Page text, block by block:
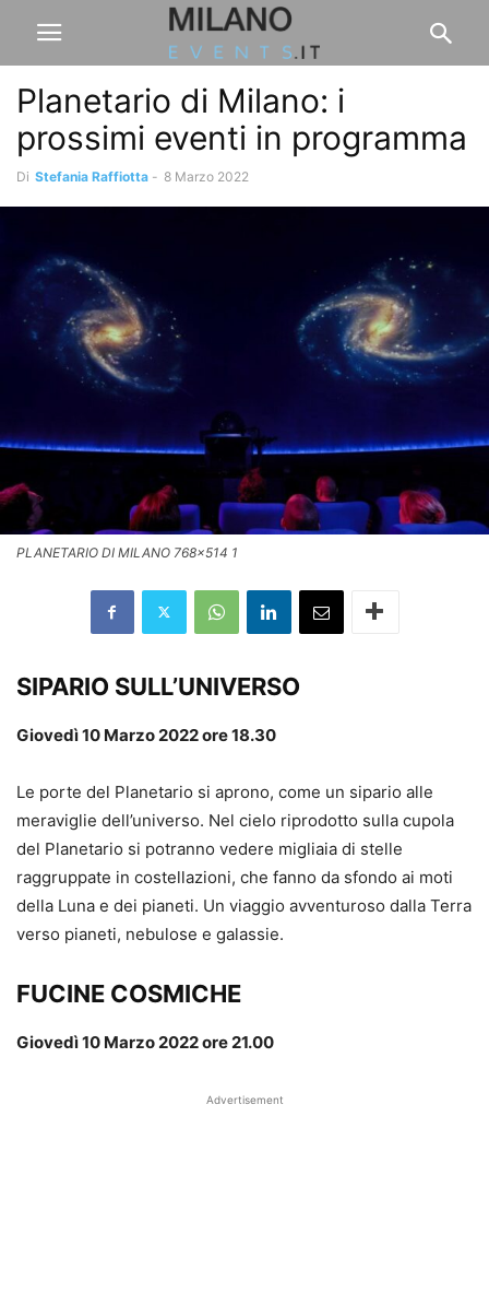
Planetario di Milano: i
prossimi eventi in programma
Di Stefania Raffiotta - 8 Marzo 2022
PLANETARIO DI MILANO 768x514 1
SIPARIO SULL’UNIVERSO
Giovedì 10 Marzo 2022 ore 18.30
Le porte del Planetario si aprono, come un sipario alle
meraviglie dell’universo. Nel cielo riprodotto sulla cupola
del Planetario si potranno vedere migliaia di stelle
raggruppate in costellazioni, che fanno da sfondo ai moti
della Luna e dei pianeti. Un viaggio avventuroso dalla Terra
verso pianeti, nebulose e galassie.
FUCINE COSMICHE
Giovedì 10 Marzo 2022 ore 21.00
Advertisement